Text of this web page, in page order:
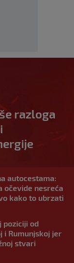
razloga
autocestama:
očevide nesreća
kako to ubrzati
poziciji od
i Rumunjskoj jer
stvari